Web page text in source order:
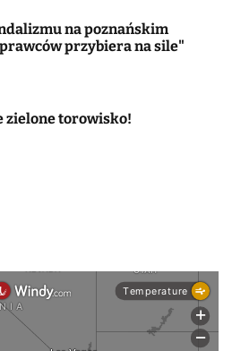
na poznańskim
przybiera na sile"
zielone torowisko!